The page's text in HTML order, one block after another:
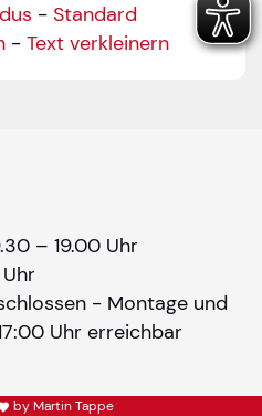
- Standard
- Text verkleinern
– 19.00 Uhr
- Montage und
Uhr erreichbar
by Martin Tappe